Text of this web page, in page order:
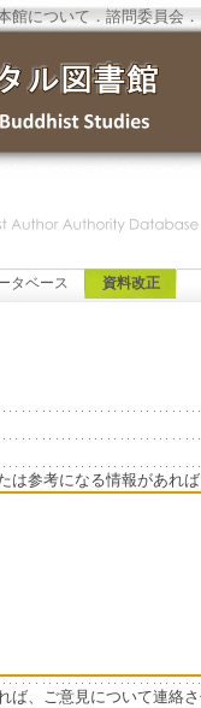
館について ．諮問委員会 ．
タベース 資料改正
は参考になる情報があれ
ば、ご意見について連絡